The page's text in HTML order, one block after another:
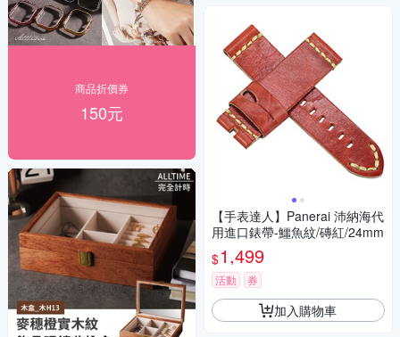
商品折價券
150元
【手表達人】Panerai 沛納海代
用進口錶帶-鱷魚紋/磚紅/24mm
$1,499
活動 券
加入購物車